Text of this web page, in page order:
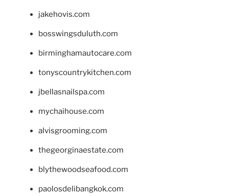
jakehovis.com
bosswingsduluth.com
birminghamautocare.com
tonyscountrykitchen.com
jbellasnailspa.com
mychaihouse.com
alvisgrooming.com
thegeorginaestate.com
blythewoodseafood.com
paolosdelibangkok.com